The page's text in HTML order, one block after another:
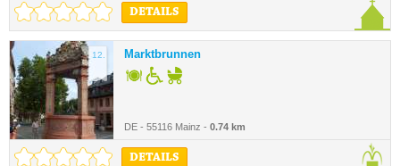
DETAILS
12. Marktbrunnen
DE - 55116 Mainz - 0.74 km
DETAILS